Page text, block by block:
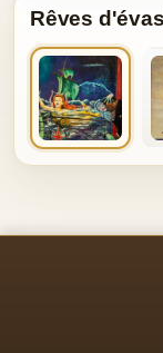
Rêves